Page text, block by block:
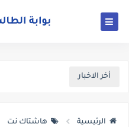
أخر الاخبار
الرئيسية هاشتاك نت